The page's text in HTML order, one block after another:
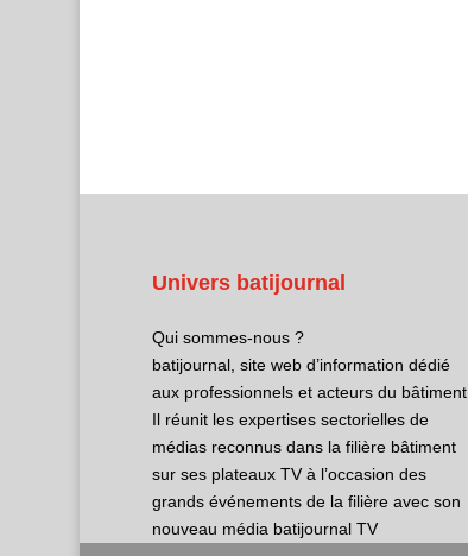
Univers batijournal
Qui sommes-nous ?
batijournal, site web d’information dédié
aux professionnels et acteurs du bâtiment.
Il réunit les expertises sectorielles de
médias reconnus dans la filière bâtiment
sur ses plateaux TV à l’occasion des
grands événements de la filière avec son
nouveau média batijournal TV